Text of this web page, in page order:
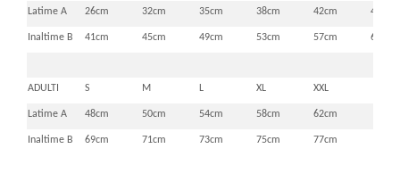
Latime A 26cm 32cm 35cm 38cm 42cm 46cm
Inaltime B 41cm 45cm 49cm 53cm 57cm 61cm
ADULTI S M L XL XXL
Latime A 48cm 50cm 54cm 58cm 62cm
Inaltime B 69cm 71cm 73cm 75cm 77cm